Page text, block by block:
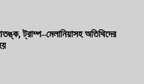
ট্রাম্প–মেলানিয়াসহ অতিথিদের